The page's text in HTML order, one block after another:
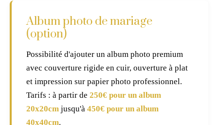
Album photo de mariage
(option)
Possibilité d'ajouter un album photo premium
avec couverture rigide en cuir, ouverture à plat
et impression sur papier photo professionnel.
Tarifs : à partir de 250€ pour un album
20x20cm jusqu'à 450€ pour un album
40x40cm.